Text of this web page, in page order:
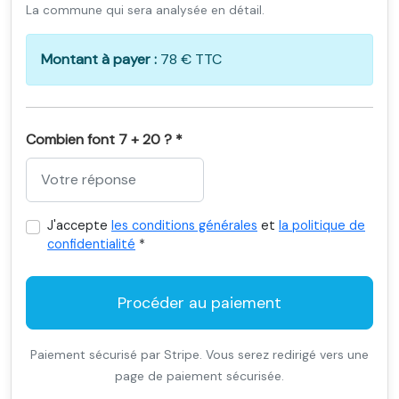
La commune qui sera analysée en détail.
Montant à payer : 78 € TTC
Combien font 7 + 20 ? *
J'accepte les conditions générales et la politique de
confidentialité *
Procéder au paiement
Paiement sécurisé par Stripe. Vous serez redirigé vers une
page de paiement sécurisée.